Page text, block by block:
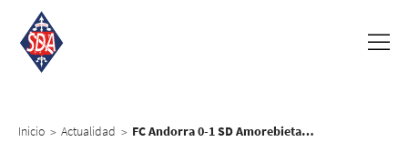
Inicio > Actualidad > FC Andorra 0-1 SD Amorebieta: ¡Victoria ‘in extremis’ en Andorra!